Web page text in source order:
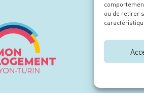
ou de retirer